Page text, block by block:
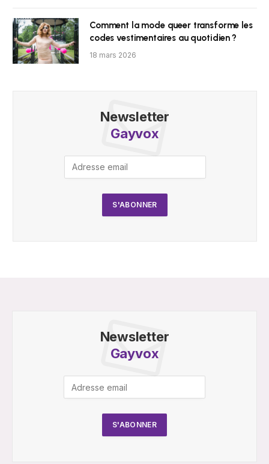
Comment la mode queer transforme les
codes vestimentaires au quotidien ?
18 mars 2026
Newsletter
Gayvox
Newsletter
Gayvox